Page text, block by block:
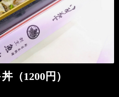
（1200円）